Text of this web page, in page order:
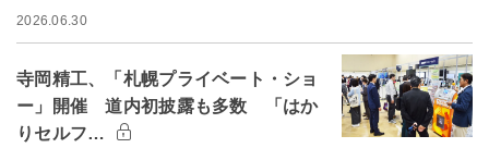
2026.06.30
寺岡精工、「札幌プライベート・ショ
ー」開催 道内初披露も多数 「はか
りセルフ…